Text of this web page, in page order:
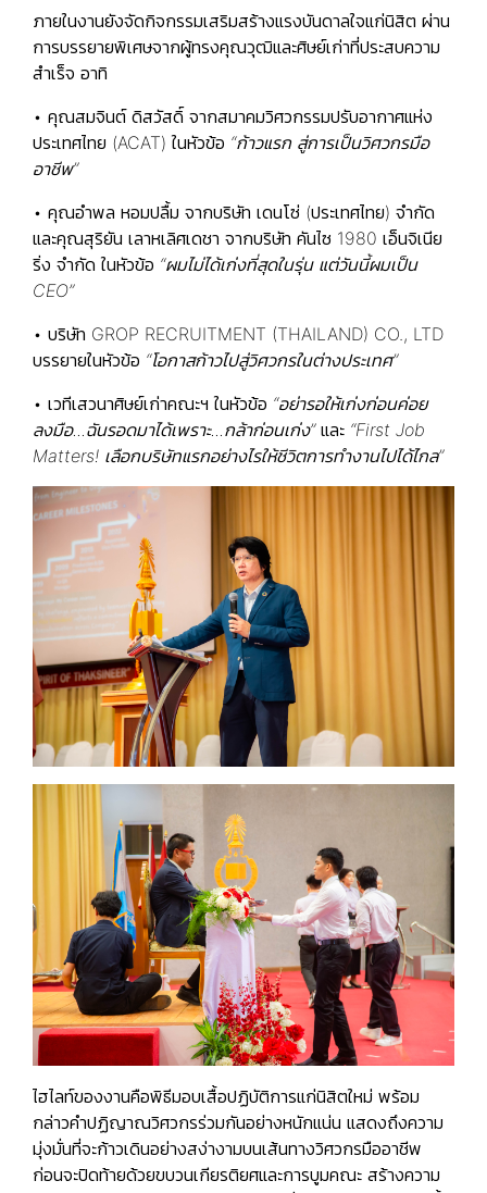
ภายในงานยังจัดกิจกรรมเสริมสร้างแรงบันดาลใจแก่นิสิต ผ่าน
การบรรยายพิเศษจากผู้ทรงคุณวุฒิและศิษย์เก่าที่ประสบความ
สำเร็จ อาทิ
• คุณสมจินต์ ดิสวัสดิ์ จากสมาคมวิศวกรรมปรับอากาศแห่ง
ประเทศไทย (ACAT) ในหัวข้อ “ก้าวแรก สู่การเป็นวิศวกรมือ
อาชีพ”
• คุณอำพล หอมปลื้ม จากบริษัท เดนโซ่ (ประเทศไทย) จำกัด
และคุณสุริยัน เลาหเลิศเดชา จากบริษัท คันไซ 1980 เอ็นจิเนีย
ริ่ง จำกัด ในหัวข้อ “ผมไม่ได้เก่งที่สุดในรุ่น แต่วันนี้ผมเป็น
CEO”
• บริษัท GROP RECRUITMENT (THAILAND) CO., LTD
บรรยายในหัวข้อ “โอกาสก้าวไปสู่วิศวกรในต่างประเทศ”
• เวทีเสวนาศิษย์เก่าคณะฯ ในหัวข้อ “อย่ารอให้เก่งก่อนค่อย
ลงมือ...ฉันรอดมาได้เพราะ...กล้าก่อนเก่ง”และ “First Job
Matters! เลือกบริษัทแรกอย่างไรให้ชีวิตการทำงานไปได้ไกล”
ไฮไลท์ของงานคือพิธีมอบเสื้อปฏิบัติการแก่นิสิตใหม่ พร้อม
กล่าวคำปฏิญาณวิศวกรร่วมกันอย่างหนักแน่น แสดงถึงความ
มุ่งมั่นที่จะก้าวเดินอย่างสง่างามบนเส้นทางวิศวกรมืออาชีพ
ก่อนจะปิดท้ายด้วยขบวนเกียรติยศและการบูมคณะ สร้างความ